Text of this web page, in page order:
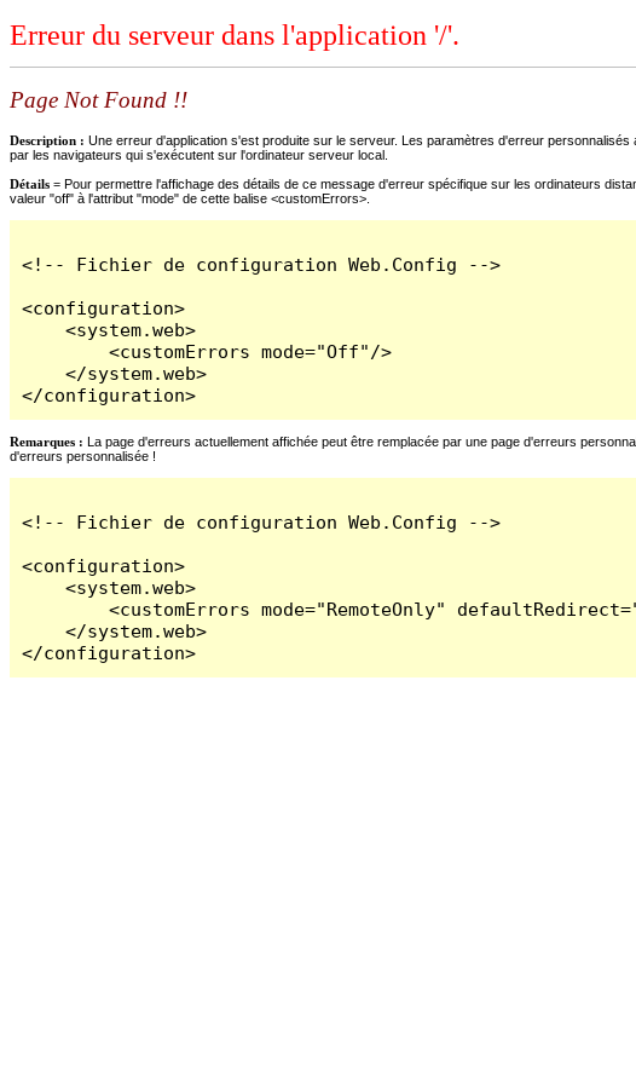
Erreur du serveur dans l'application '/'.
Page Not Found !!
Description : Une erreur d'application s'est produite sur le serveur. Les paramètres d'erreur
par les navigateurs qui s'exécutent sur l'ordinateur serveur local.
Détails = Pour permettre l'affichage des détails de ce message d'erreur spécifique sur les ordinateurs
valeur "off" à l'attribut "mode" de cette balise <customErrors>.
<!-- Fichier de configuration Web.Config -->
<configuration>
    <system.web>
        <customErrors mode="Off"/>
    </system.web>
</configuration>
Remarques : La page d'erreurs actuellement affichée peut être remplacée par une page d'erreurs
d'erreurs personnalisée !
<!-- Fichier de configuration Web.Config -->
<configuration>
    <system.web>
<customErrors mode="RemoteOnly"
    </system.web>
</configuration>